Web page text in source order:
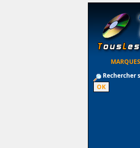
MARQUES
Rechercher